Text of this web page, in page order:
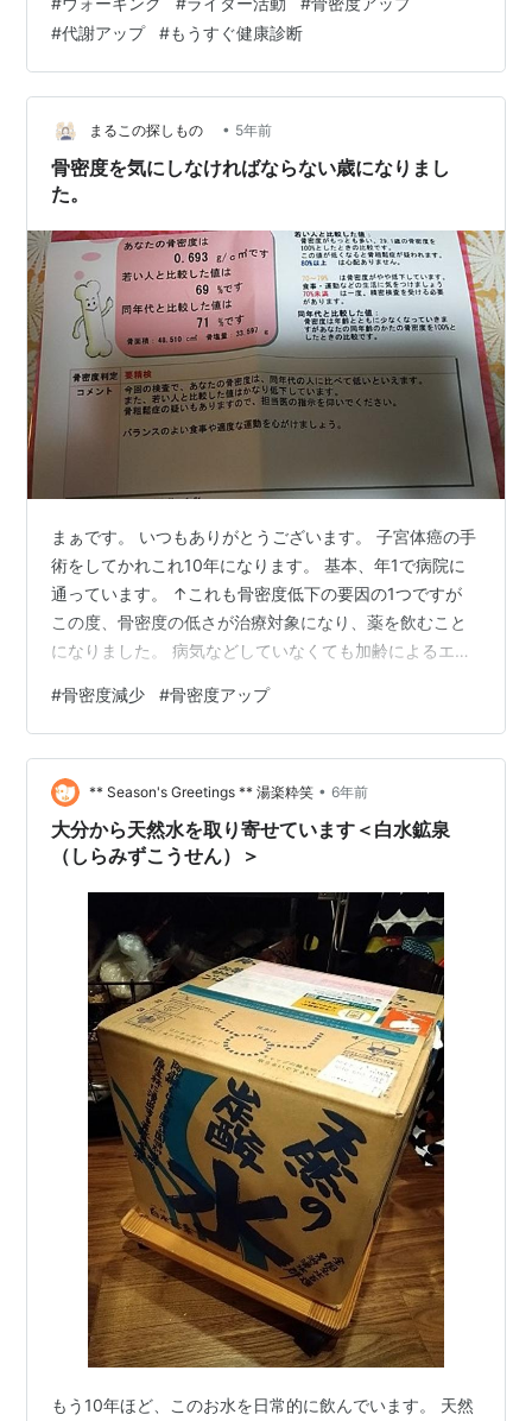
ないタイプぅ！なんかちょっと今後が心配です。 10月か
らはなんだかんだ行事も増え、冬休みまでは何かしら幼
稚園に行くことも多いです。3学期は3学期で短く、卒園
や小学校の入学準備もあったりして2月～5月くらいまで
多忙確定です(一昨年…
#代謝アップ #もうすぐ健康診断
まるこの探しもの • 5年前
骨密度を気にしなければならない歳になりまし
た。
まぁです。 いつもありがとうございます。 子宮体癌の手
術をしてかれこれ10年になります。 基本、年1で病院に
通っています。 ↑これも骨密度低下の要因の1つですが
この度、骨密度の低さが治療対象になり、薬を飲むこと
になりました。 病気などしていなくても加齢によるエス
くなってくる頃です。 若い人と比較した値が70％をきっ
たら治療が必要だとのことでした。 同世代と比較しても
71％はもう十分低いですよね。 これ以上骨がもろくなら
ないように、より食事に気を付けたいところです。 カル
シウムはもちろん、ビタミンD（キノコ類）、ビタミン
K（納豆、緑色野菜） …
#骨密度減少 #骨密度アップ
** Season's Greetings ** 湯楽粋笑 • 6年前
大分から天然水を取り寄せています＜白水鉱泉
（しらみずこうせん）＞
もう10年ほど、このお水を日常的に飲んでいます。 天然